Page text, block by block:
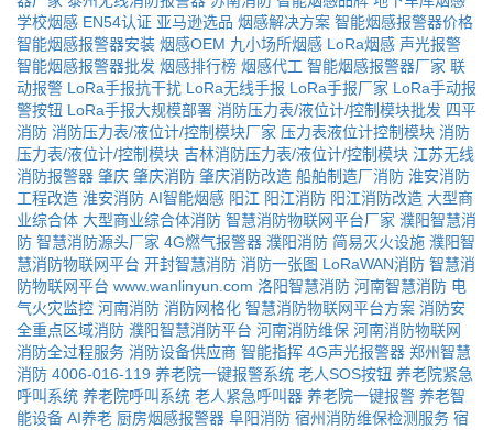
学校烟感 EN54认证 亚马逊选品 烟感解决方案 智能烟感报警器价格
智能烟感报警器安装 烟感OEM 九小场所烟感 LoRa烟感 声光报警
智能烟感报警器批发 烟感排行榜 烟感代工 智能烟感报警器厂家 联
动报警 LoRa手报抗干扰 LoRa无线手报 LoRa手报厂家 LoRa手动报
警按钮 LoRa手报大规模部署 消防压力表/液位计/控制模块批发 四平
消防 消防压力表/液位计/控制模块厂家 压力表液位计控制模块 消防
压力表/液位计/控制模块 吉林消防压力表/液位计/控制模块 江苏无线
消防报警器 肇庆 肇庆消防 肇庆消防改造 船舶制造厂消防 淮安消防
工程改造 淮安消防 AI智能烟感 阳江 阳江消防 阳江消防改造 大型商
业综合体 大型商业综合体消防 智慧消防物联网平台厂家 濮阳智慧消
防 智慧消防源头厂家 4G燃气报警器 濮阳消防 简易灭火设施 濮阳智
慧消防物联网平台 开封智慧消防 消防一张图 LoRaWAN消防 智慧消
防物联网平台 www.wanlinyun.com 洛阳智慧消防 河南智慧消防 电
气火灾监控 河南消防 消防网格化 智慧消防物联网平台方案 消防安
全重点区域消防 濮阳智慧消防平台 河南消防维保 河南消防物联网
消防全过程服务 消防设备供应商 智能指挥 4G声光报警器 郑州智慧
消防 4006-016-119 养老院一键报警系统 老人SOS按钮 养老院紧急
呼叫系统 养老院呼叫系统 老人紧急呼叫器 养老院一键报警 养老智
能设备 AI养老 厨房烟感报警器 阜阳消防 宿州消防维保检测服务 宿